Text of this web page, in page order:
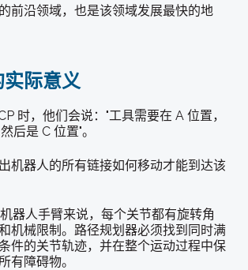
的前沿领域，也是该领域发展最快的地
际意义
时，他们会说："工具需要在 A 位置，
后是 C 位置"。
机器人的所有链接如何移动才能到达该
器人手臂来说，每个关节都有旋转角
机械限制。路径规划器必须找到同时满
件的关节轨迹，并在整个运动过程中保
有障碍物。